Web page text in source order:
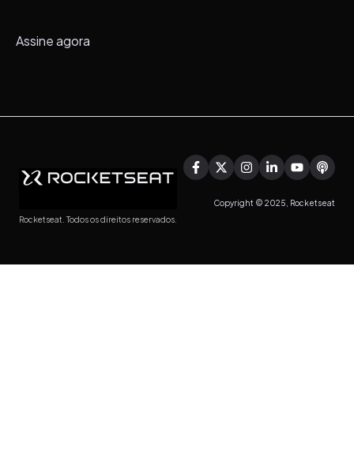
Assine agora
Rocketseat. Todos os direitos reservados.
Copyright © 2025, Rocketseat